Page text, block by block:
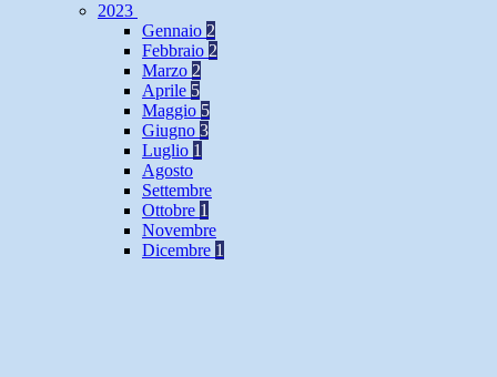
2023
Gennaio 2
Febbraio 2
Marzo 2
Aprile 5
Maggio 5
Giugno 3
Luglio 1
Agosto
Settembre
Ottobre 1
Novembre
Dicembre 1